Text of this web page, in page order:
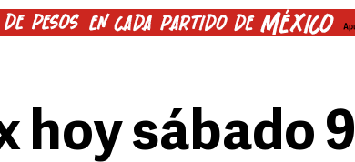
hoy sábado 9